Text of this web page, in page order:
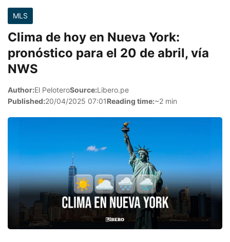
MLS
Clima de hoy en Nueva York:
pronóstico para el 20 de abril, vía
NWS
Author:El PeloteroSource:Libero.pe
Published:20/04/2025 07:01Reading time:~2 min